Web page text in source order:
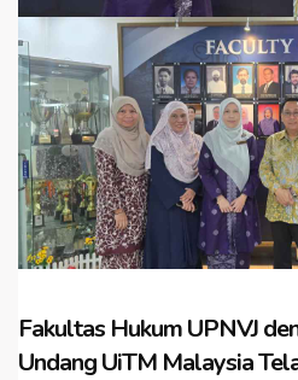
Fakultas Hukum UPNVJ
Undang UiTM Malaysia